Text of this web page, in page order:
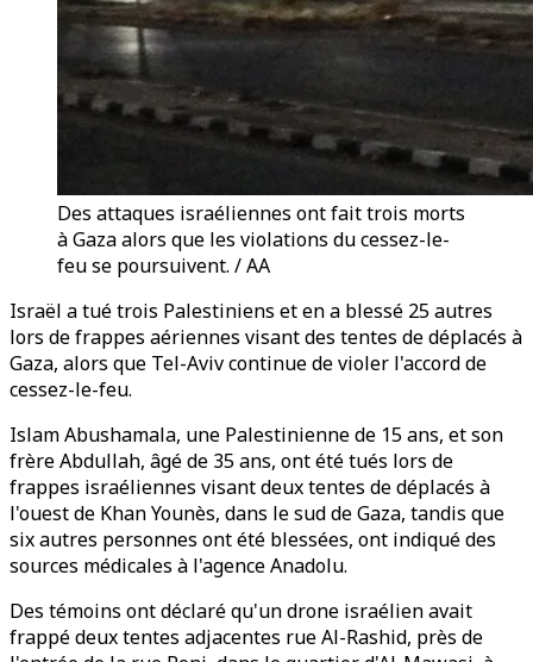
Des attaques israéliennes ont fait trois morts
à Gaza alors que les violations du cessez-le-
feu se poursuivent. / AA
Israël a tué trois Palestiniens et en a blessé 25 autres
lors de frappes aériennes visant des tentes de déplacés à
Gaza, alors que Tel-Aviv continue de violer l'accord de
cessez-le-feu.
Islam Abushamala, une Palestinienne de 15 ans, et son
frère Abdullah, âgé de 35 ans, ont été tués lors de
frappes israéliennes visant deux tentes de déplacés à
l'ouest de Khan Younès, dans le sud de Gaza, tandis que
six autres personnes ont été blessées, ont indiqué des
sources médicales à l'agence Anadolu.
Des témoins ont déclaré qu'un drone israélien avait
frappé deux tentes adjacentes rue Al-Rashid, près de